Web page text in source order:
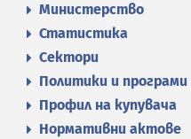
Министерство
Статистика
Сектори
Политики и програми
Профил на купувача
Нормативни актове